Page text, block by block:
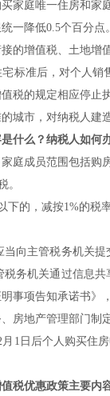
家庭唯一住房和家
一降低0.5个百分
的增值税、土地
标准后，对个人
税的规定相应停止执
城市，对纳税人建
什么？纳税人如何
庭成员范围包括
。
的，减按1%的
当向主管税务机关
务机关通过信息
事项告知承诺书》
房地产管理部门制定
1日后个人购买住
税优惠政策主要内